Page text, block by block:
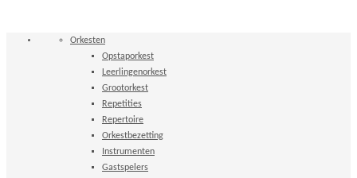
Orkesten
Opstaporkest
Leerlingenorkest
Grootorkest
Repetities
Repertoire
Orkestbezetting
Instrumenten
Gastspelers